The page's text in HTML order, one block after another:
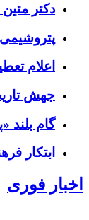
دکتر
پتروشیمی
اعلام تعطیلی
جهش
گام بلند
ابتکار
اخبار فوری